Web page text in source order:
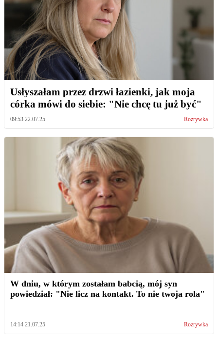
Usłyszałam przez drzwi łazienki, jak moja
córka mówi do siebie: "Nie chcę tu już być"
09:53 22.07.25 Rozrywka
W dniu, w którym zostałam babcią, mój syn
powiedział: "Nie licz na kontakt. To nie twoja rola"
14:14 21.07.25 Rozrywka